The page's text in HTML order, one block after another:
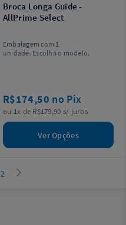
Broca Longa Guide -
AllPrime Select
Embalagem com 1
unidade. Escolha o modelo.
R$174,50 no Pix
ou 1x de R$179,90 s/ juros
Ver Opções
2